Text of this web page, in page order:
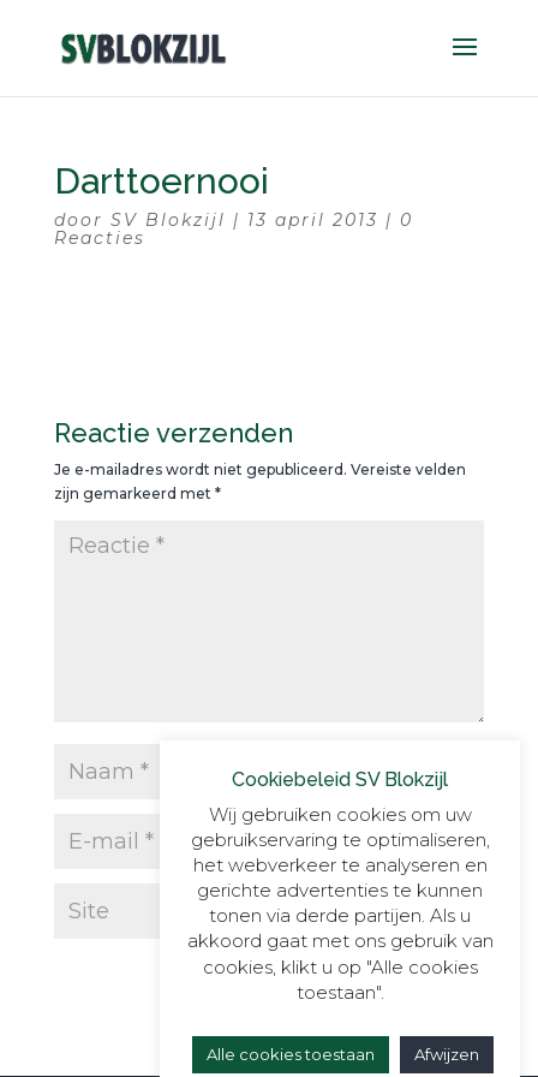
Darttoernooi
door SV Blokzijl | 13 april 2013 | 0
Reacties
Reactie verzenden
Je e-mailadres wordt niet gepubliceerd. Vereiste velden
zijn gemarkeerd met *
Cookiebeleid SV Blokzijl
Wij gebruiken cookies om uw
gebruikservaring te optimaliseren,
het webverkeer te analyseren en
gerichte advertenties te kunnen
tonen via derde partijen. Als u
akkoord gaat met ons gebruik van
cookies, klikt u op "Alle cookies
toestaan".
Alle cookies toestaan Afwijzen